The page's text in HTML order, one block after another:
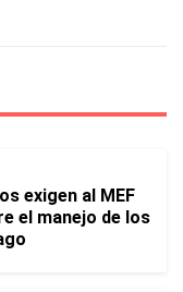
exigen al MEF
el manejo de los